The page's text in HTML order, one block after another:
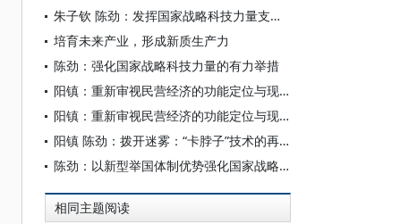
朱子钦 陈劲：发挥国家战略科技力量支撑作用
培育未来产业，形成新质生产力
陈劲：强化国家战略科技力量的有力举措
阳镇：重新审视民营经济的功能定位与现实情境
阳镇：重新审视民营经济的功能定位与现实情境
阳镇 陈劲：拨开迷雾：“卡脖子”技术的再审视及其破解*
陈劲：以新型举国体制优势强化国家战略科技力量
相同主题阅读